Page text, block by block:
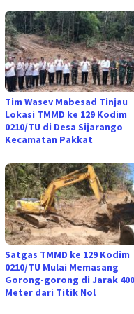
Tim Wasev Mabesad Tinjau
Lokasi TMMD ke 129 Kodim
0210/TU di Desa Sijarango
Kecamatan Pakkat
Satgas TMMD ke 129 Kodim
0210/TU Mulai Memasang
Gorong-gorong di Jarak 400
Meter dari Titik Nol